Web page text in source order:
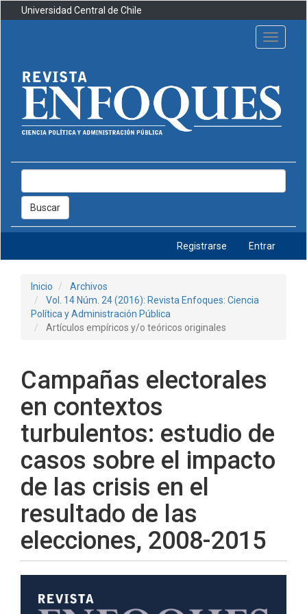
Navegación
principal
lateral
Universidad Central de Chile
Toggle
Buscar
Registrarse Entrar
Inicio
Archivos
Vol. 14 Núm. 24 (2016): Revista Enfoques: Ciencia
Política y Administración Pública
Artículos empíricos y/o teóricos originales
Campañas electorales
en contextos
turbulentos: estudio de
casos sobre el impacto
de las crisis en el
resultado de las
elecciones, 2008-2015
lateral